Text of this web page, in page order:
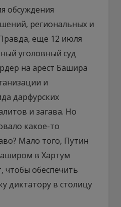
обсуждения
региональных и
еще 12 июля
уголовный суд
на арест Башира
и
дарфурских
и загава. Но
какое-то
Мало того, Путин
в Хартум
чтобы обеспечить
диктатору в столицу